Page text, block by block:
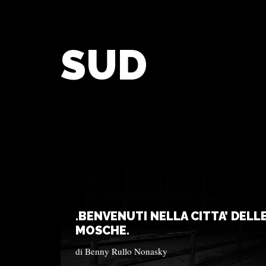
SUD
.BENVENUTI NELLA CITTA’
MOSCHE.
di Benny Rullo Nonasky